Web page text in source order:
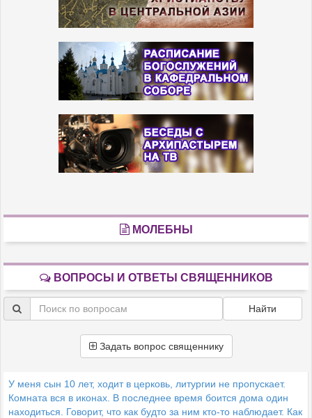
МОЛЕБНЫ
ВОПРОСЫ И ОТВЕТЫ СВЯЩЕННИКОВ
Найти
Задать вопрос священнику
У меня сын 10 лет, ходит в церковь, литургии не пропускает.
Комната вся в иконах. В последнее время боится дома один
находиться. Говорит, что как будто за ним кто-то наблюдает. Как